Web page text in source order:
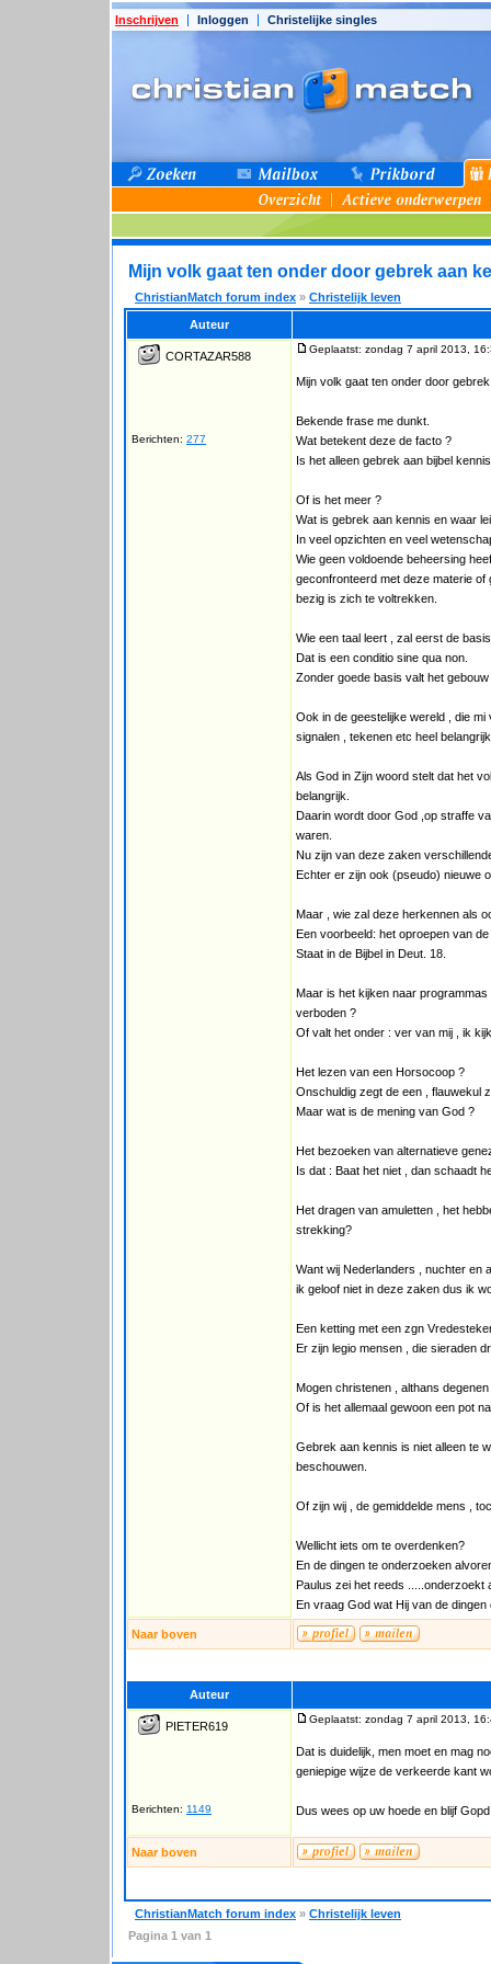
Inschrijven Inloggen Christelijke singles
Mijn volk gaat ten onder door gebrek aan
ChristianMatch forum index » Christelijk leven
Auteur
CORTAZAR588
Berichten: 277
Geplaatst: zondag 7 april 2013,
Mijn volk gaat ten onder door
Bekende frase me dunkt.
Wat betekent deze de facto ?
Is het alleen gebrek aan bijbel
Of is het meer ?
Wat is gebrek aan kennis en waar
In veel opzichten en veel
Wie geen voldoende beheersing
geconfronteerd met deze materie
bezig is zich te voltrekken.
Wie een taal leert , zal eerst de
Dat is een conditio sine qua non.
Zonder goede basis valt het gebouw
Ook in de geestelijke wereld , die
signalen , tekenen etc heel
Als God in Zijn woord stelt dat het
belangrijk.
Daarin wordt door God ,op straffe
waren.
Nu zijn van deze zaken
Echter er zijn ook (pseudo) nieuwe
Maar , wie zal deze herkennen als
Een voorbeeld: het oproepen van
Staat in de Bijbel in Deut. 18.
Maar is het kijken naar
verboden ?
Of valt het onder : ver van mij , ik
Het lezen van een Horsocoop ?
Onschuldig zegt de een , flauwekul
Maar wat is de mening van God ?
Het bezoeken van alternatieve
Is dat : Baat het niet , dan schaadt
Het dragen van amuletten , het
strekking?
Want wij Nederlanders , nuchter en
ik geloof niet in deze zaken dus ik
Een ketting met een zgn
Er zijn legio mensen , die sieraden
Mogen christenen , althans
Of is het allemaal gewoon een pot
Gebrek aan kennis is niet alleen te
beschouwen.
Of zijn wij , de gemiddelde mens ,
Wellicht iets om te overdenken?
En de dingen te onderzoeken
Paulus zei het reeds .....onderzoekt
En vraag God wat Hij van de dingen
Naar boven
Auteur
PIETER619
Berichten: 1149
Geplaatst: zondag 7 april 2013,
Dat is duidelijk, men moet en mag
geniepige wijze de verkeerde kant
Dus wees op uw hoede en blijf
Naar boven
ChristianMatch forum index » Christelijk leven
Pagina 1 van 1